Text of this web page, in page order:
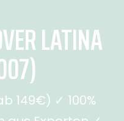
LATINA
149€) ✓ 100%